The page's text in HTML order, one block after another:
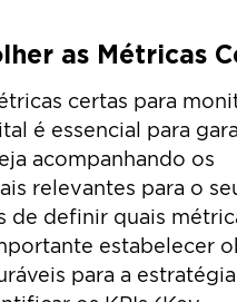
as Métricas
certas para
é essencial para
acompanhando os
relevantes para o
de definir quais
estabelecer
para a